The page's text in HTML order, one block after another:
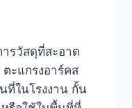
รวัสดุที่สะอาด
ะแกรงอาร์คส
ที่ในโรงงาน กั้น